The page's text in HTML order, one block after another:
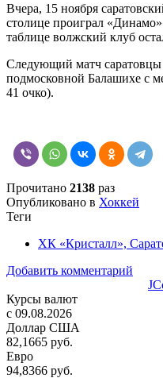
Вчера, 15 ноября
столице проиграл
таблице волжский клуб
Следующий матч саратовцы
подмосковной Балашихе с
41 очко).
Прочитано 2138 раз
Опубликовано в Хоккей
Теги
ХК «Кристалл»,
Добавить комментарий
Курсы валют
c 09.08.2026
Доллар США
82,1665 руб.
Евро
94,8366 руб.